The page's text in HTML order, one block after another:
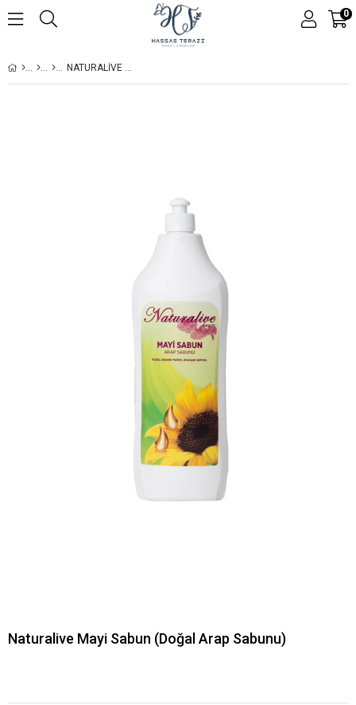
0
NATURALIVE MAYI SABUN (DOĞAL ARAP SABUNU)
Naturalive Mayi Sabun (Doğal Arap Sabunu)